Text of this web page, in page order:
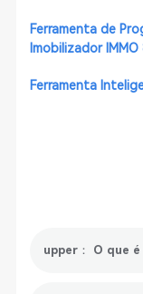
Ferramenta de
Imobilizador IMMO
Ferramenta